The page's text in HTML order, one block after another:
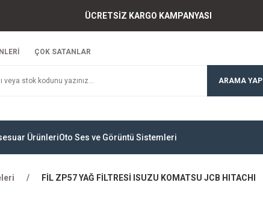
ÜCRETSİZ KARGO KAMPANYASI
ÇOK SATANLAR
ARAMA YAP
ÜrünleriOto Ses ve Görüntü Sistemleri
FİL ZP57 YAĞ FİLTRESİ ISUZU KOMATSU JCB HITACHI